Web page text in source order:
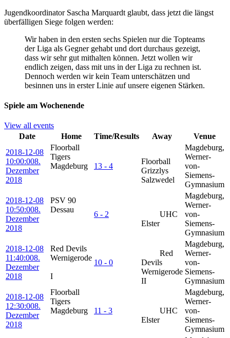
Jugendkoordinator Sascha Marquardt glaubt, dass jetzt die längst
überfälligen Siege folgen werden:
Wir haben in den ersten sechs Spielen nur die Topteams
der Liga als Gegner gehabt und dort durchaus gezeigt,
dass wir sehr gut mithalten können. Jetzt wollen wir
endlich zeigen, dass mit uns in der Liga zu rechnen ist.
Dennoch werden wir kein Team unterschätzen und
besinnen uns in erster Linie auf unsere eigenen Stärken.
Spiele am Wochenende
View all events
Date
Home Time/Results Away
Venue
2018-12-08
10:00:008.
Dezember
2018
Floorball
Tigers
Magdeburg
13 - 4
Floorball
Grizzlys
Salzwedel
Magdeburg,
Werner-
von-
Siemens-
Gymnasium
2018-12-08
10:50:008.
Dezember
2018
PSV 90
Dessau
6 - 2
UHC
Elster
Magdeburg,
Werner-
von-
Siemens-
Gymnasium
2018-12-08
11:40:008.
Dezember
2018
Red Devils
Wernigerode
I
10 - 0
Red
Devils
Wernigerode
II
Magdeburg,
Werner-
von-
Siemens-
Gymnasium
2018-12-08
12:30:008.
Dezember
2018
Floorball
Tigers
Magdeburg
11 - 3
UHC
Elster
Magdeburg,
Werner-
von-
Siemens-
Gymnasium